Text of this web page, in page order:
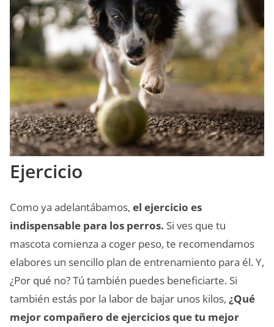
Ejercicio
Como ya adelantábamos, el ejercicio es
indispensable para los perros. Si ves que tu
mascota comienza a coger peso, te recomendamos
elabores un sencillo plan de entrenamiento para él. Y,
¿Por qué no? Tú también puedes beneficiarte. Si
también estás por la labor de bajar unos kilos, ¿Qué
mejor compañero de ejercicios que tu mejor